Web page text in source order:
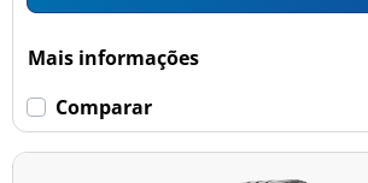
Mais informações
Comparar